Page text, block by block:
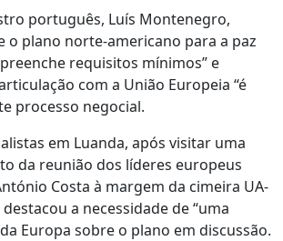
português, Luís Montenegro,
o plano norte-americano para a paz
requisitos mínimos” e
com a União Europeia “é
processo negocial.
em Luanda, após visitar uma
da reunião dos líderes europeus
Costa à margem da cimeira UA-
a necessidade de “uma
Europa sobre o plano em discussão.